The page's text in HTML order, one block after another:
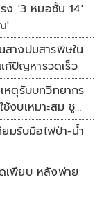
ง '3 หมอชั้น 14'
'
างปมสารพิษใน
ก้ปัญหารวดเร็ว
หตุรับบทวิทยากร
งบเหมาะสม ชู
ร ลดเหลื่อมล้ำ
ล้าน เชื่อหาก
มรับมือไฟป่า-น้ำ
เพียบ หลังพ่าย